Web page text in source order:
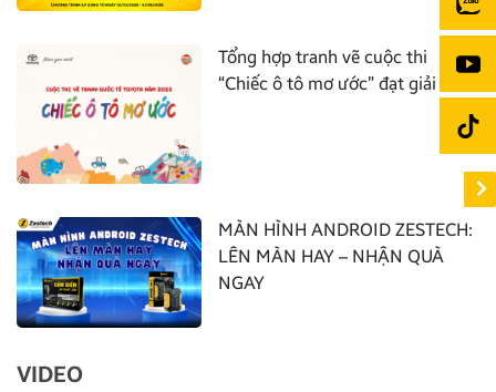
Tổng hợp tranh vẽ cuộc thi
“Chiếc ô tô mơ ước” đạt giải nhất
MÀN HÌNH ANDROID ZESTECH:
LÊN MÀN HAY – NHẬN QUÀ
NGAY
VIDEO